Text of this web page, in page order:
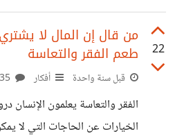
أثناء الولادة ويقومون
العمليات وبعد ذلك يتباهى
ولفظي أو ضربه للمريضة على وجهها
وإجراء فحوصات بشكل عنيف
والتمريض لا يعترض ويشارك
مشكلة متكررة داخل بعض
22
من قال إن المال لا
طعم الفقر والتعاسة
قبل سنة واحدة أفكار
الفقر والتعاسة يعلمون
الخيارات عن الحاجات التي لا